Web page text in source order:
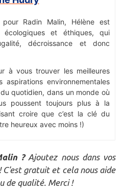
Radin Malin, Hélène est
écologiques et éthiques, qui
décroissance et donc
à vous trouver les meilleures
environnementales
quotidien, dans un monde où
poussent toujours plus à la
croire que c’est la clé du
heureux avec moins !)
?Ajoutez nous dans vos
C'est gratuit et cela nous aide
de qualité. Merci !